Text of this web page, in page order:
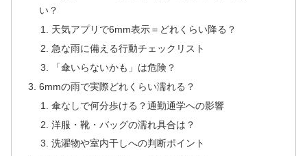
い？
天気アプリで6mm表示＝どれくらい降る？
急な雨に備える行動チェックリスト
「傘いらないかも」は危険？
6mmの雨で実際どれくらい濡れる？
傘なしで何分歩ける？通勤通学への影響
洋服・靴・バッグの濡れ具合は？
洗濯物や室内干しへの判断ポイント